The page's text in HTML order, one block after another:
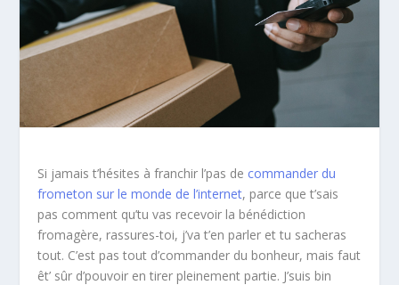
Si jamais t’hésites à franchir l’pas de commander du
frometon sur le monde de l’internet, parce que t’sais
pas comment qu’tu vas recevoir la bénédiction
fromagère, rassures-toi, j’va t’en parler et tu sacheras
tout. C’est pas tout d’commander du bonheur, mais faut
êt’ sûr d’pouvoir en tirer pleinement partie. J’suis bin